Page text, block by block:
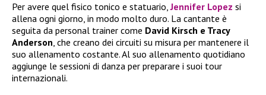
Per avere quel fisico tonico e statuario,Jennifer Lopez si
allena ogni giorno, in modo molto duro. La cantante è
seguita da personal trainer come David Kirsch e Tracy
Anderson, che creano dei circuiti su misura per mantenere il
suo allenamento costante. Al suo allenamento quotidiano
aggiunge le sessioni di danza per preparare i suoi tour
internazionali.